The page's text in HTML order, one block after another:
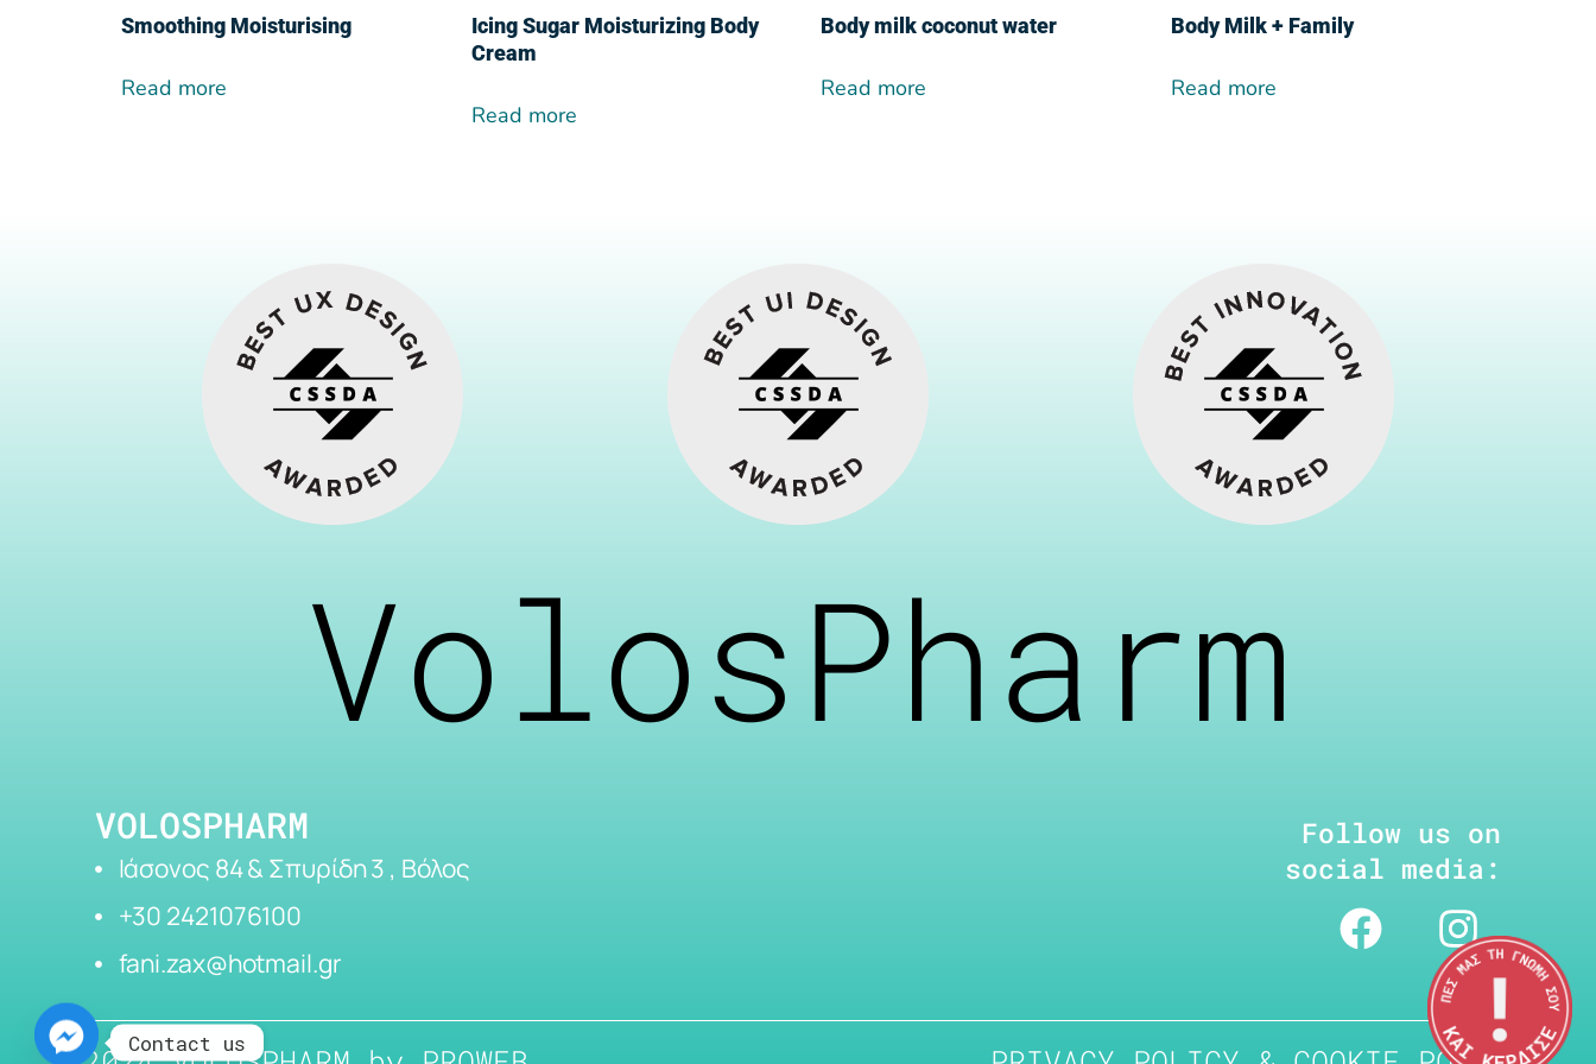
Smoothing Moisturising
Read more
Icing Sugar Moisturizing Body
Cream
Read more
Body milk coconut water
Read more
Body Milk + Family
Read more
VolosPharm
VOLOSPHARM
Ιάσονος 84 & Σπυρίδη 3 , Βόλος
+30 2421076100
fani.zax@hotmail.gr
Follow us on
social media:
Contact us